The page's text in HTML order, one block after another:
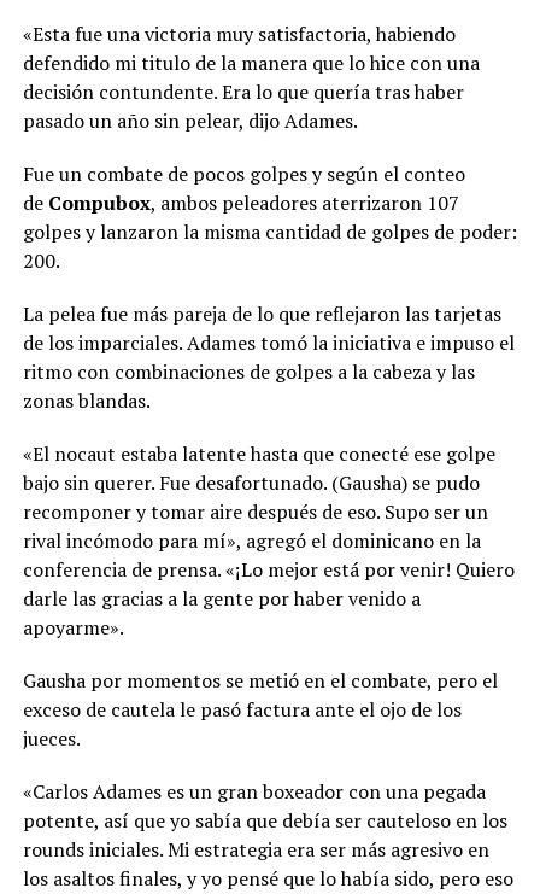
«Esta fue una victoria muy satisfactoria, habiendo
defendido mi titulo de la manera que lo hice con una
decisión contundente. Era lo que quería tras haber
pasado un año sin pelear, dijo Adames.
Fue un combate de pocos golpes y según el conteo
de Compubox, ambos peleadores aterrizaron 107
golpes y lanzaron la misma cantidad de golpes de poder:
200.
La pelea fue más pareja de lo que reflejaron las tarjetas
de los imparciales. Adames tomó la iniciativa e impuso el
ritmo con combinaciones de golpes a la cabeza y las
zonas blandas.
«El nocaut estaba latente hasta que conecté ese golpe
bajo sin querer. Fue desafortunado. (Gausha) se pudo
recomponer y tomar aire después de eso. Supo ser un
rival incómodo para mí», agregó el dominicano en la
conferencia de prensa. «¡Lo mejor está por venir! Quiero
darle las gracias a la gente por haber venido a
apoyarme».
Gausha por momentos se metió en el combate, pero el
exceso de cautela le pasó factura ante el ojo de los
jueces.
«Carlos Adames es un gran boxeador con una pegada
potente, así que yo sabía que debía ser cauteloso en los
rounds iniciales. Mi estrategia era ser más agresivo en
los asaltos finales, y yo pensé que lo había sido, pero eso